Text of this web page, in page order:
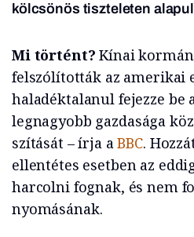
kölcsönös tiszteleten
Mi történt? Kínai
felszólították az amerikai
haladéktalanul fejezze be
legnagyobb gazdasága
szítását – írja aBBC.
ellentétes esetben az
harcolni fognak, és nem
nyomásának.